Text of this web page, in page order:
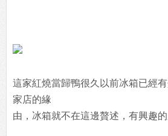
這家紅燒當歸鴨很久以前冰箱已經
家店的緣
由，冰箱就不在這邊贅述，有興趣